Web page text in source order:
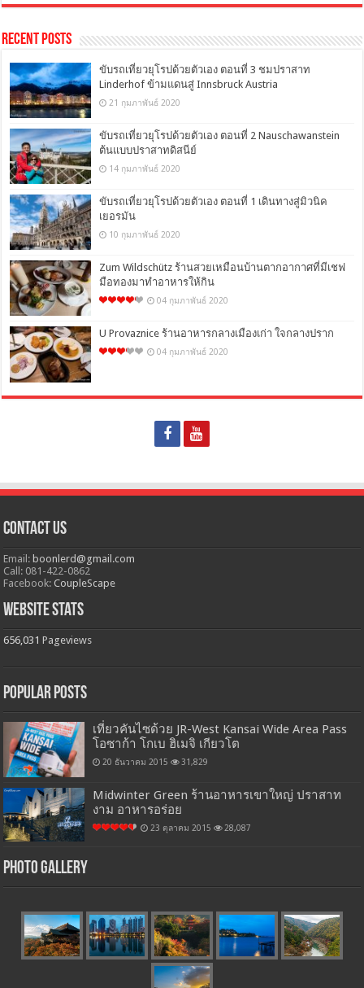
Recent Posts
ขับรถเที่ยวยุโรปด้วยตัวเอง ตอนที่ 3 ชมปราสาท
Linderhof ข้ามแดนสู่ Innsbruck Austria
21 กุมภาพันธ์ 2020
ขับรถเที่ยวยุโรปด้วยตัวเอง ตอนที่ 2 Nauschawanstein
ต้นแบบปราสาทดิสนีย์
14 กุมภาพันธ์ 2020
ขับรถเที่ยวยุโรปด้วยตัวเอง ตอนที่ 1 เดินทางสู่มิวนิค
เยอรมัน
10 กุมภาพันธ์ 2020
Zum Wildschütz ร้านสวยเหมือนบ้านตากอากาศที่มีเชฟ
มือทองมาทำอาหารให้กิน
04 กุมภาพันธ์ 2020
U Provaznice ร้านอาหารกลางเมืองเก่า ใจกลางปราก
04 กุมภาพันธ์ 2020
Contact Us
Email:boonlerd@gmail.com
Call: 081-422-0862
Facebook:CoupleScape
Website Stats
656,031 Pageviews
Popular Posts
เที่ยวคันไซด้วย JR-West Kansai Wide Area Pass
โอซาก้า โกเบ ฮิเมจิ เกียวโต
20 ธันวาคม 2015 31,829
Midwinter Green ร้านอาหารเขาใหญ่ ปราสาท
งาม อาหารอร่อย
23 ตุลาคม 2015 28,087
Photo Gallery